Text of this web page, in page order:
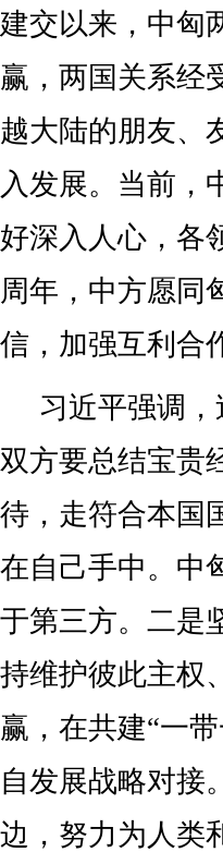
建交以来，中匈
赢，两国关系经
越大陆的朋友、
入发展。当前，
好深入人心，各
周年，中方愿同
信，加强互利合
习近平强调
双方要总结宝贵
待，走符合本国
在自己手中。中
于第三方。二是
持维护彼此主权
赢，在共建“一
自发展战略对接
边，努力为人类